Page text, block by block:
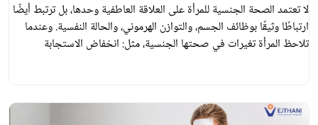
لا تعتمد الصحة الجنسية للمرأة على العلاقة العاطفية وحدها، بل ترتبط أيضًا
ارتباطًا وثيقًا بوظائف الجسم، والتوازن الهرموني، والحالة النفسية. وعندما
تلاحظ المرأة تغيرات في صحتها الجنسية، مثل: انخفاض الاستجابة